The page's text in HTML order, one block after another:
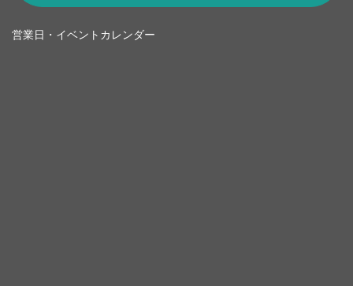
営業日・イベントカレンダー